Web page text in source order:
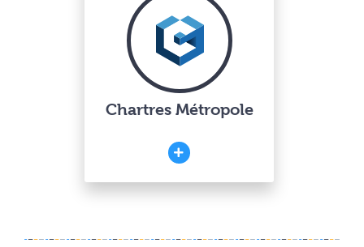
Chartres Métropole